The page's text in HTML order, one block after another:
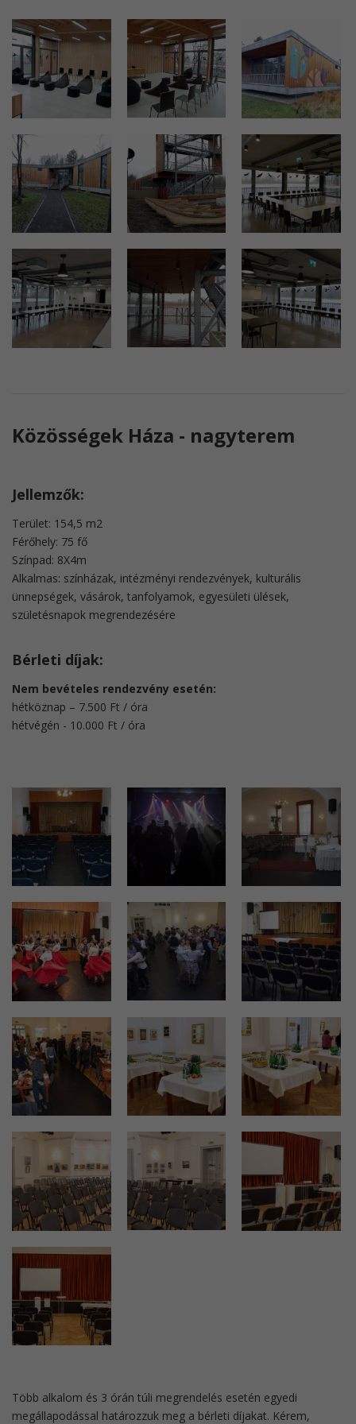
Közösségek Háza - nagyterem
Jellemzők:
Terület: 154,5 m2
Férőhely: 75 fő
Színpad: 8X4m
Alkalmas: színházak, intézményi rendezvények, kulturális
ünnepségek, vásárok, tanfolyamok, egyesületi ülések,
születésnapok megrendezésére
Bérleti díjak:
Nem bevételes rendezvény esetén:
hétköznap – 7.500 Ft / óra
​hétvégén - 10.000 Ft / óra
Több alkalom és 3 órán túli megrendelés esetén egyedi
megállapodással határozzuk meg a bérleti díjakat. Kérem,